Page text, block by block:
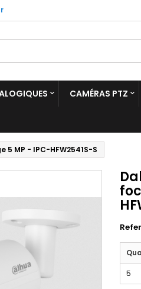
CAMÉRAS PTZ
MP - IPC-HFW2541S-S
5